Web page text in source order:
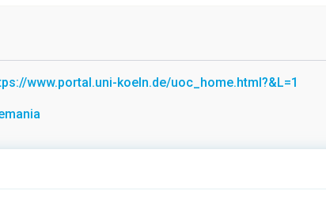
www.portal.uni-koeln.de/uoc_home.html?&L=1